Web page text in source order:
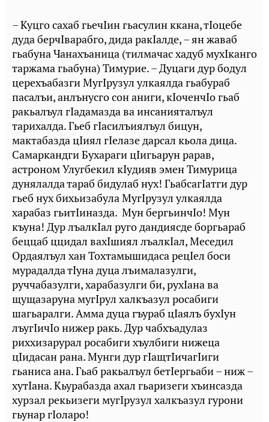
– Куцго сахаб гьечIин гьасулин ккана, тIоцебе
дуда берчIварабго, дида ракIалде, – ян жаваб
гьабуна Чанахъаница (тилмачас хадуб мухIканго
таржама гьабуна) Тимурие. – Дуцаги дур бодул
церехъабазги МугIрузул улкаялда гьабураб
пасалъи, анлънусго сон аниги, кIоченчIо гьаб
ракьалъул гIадамазда ва инсанияталъул
тарихалда. Гьеб гIасилъиялъул бицун,
мактабазда цIиял гIелазе дарсал кьола дица.
Самаркандги Бухараги цIигьарун рарав,
астроном Улугбекил кIудияв эмен Тимурица
дунялалда тараб бидулаб нух! ГьабсагIатги дур
гьеб нух бихьизабула МугIрузул улкаялда
харабаз гьитIиназда. Мун бергьинчIо! Мун
къуна! Дур лъалкIал руго дандиясде боргьараб
беццаб ццидал вахIшиял лъалкIал, Меседил
Ордаялъул хан Тохтамышидаса рецIел боси
мурадалда тIуна дуца лъималазулги,
руччабазулги, харабазулги би, рухIана ва
щущазаруна мугIрул халкъазул росабиги
шагьаралги. Амма дуца гъураб цIаялъ бухIун
лъугIичIо нижер ракь. Дур чабхъадулаз
риххизарурал росабиги хъулбиги нижеца
цIидасан рана. Мунги дур гIащтIичагIиги
гьаниса ана. Гьаб ракьалъул бетIергьаби – ниж –
хутIана. Кьурабазда ахал гьаризеги хъинсазда
хурзал рекьизеги мугIрузул халкъазул гурони
гьунар гIоларо!